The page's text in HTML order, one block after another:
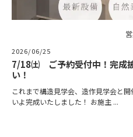
2026/06/25
7/18㈯ ご予約受付中！完成
い！
これまで構造見学会、造作見学会と
いよ完成いたしました！ お施主 ...